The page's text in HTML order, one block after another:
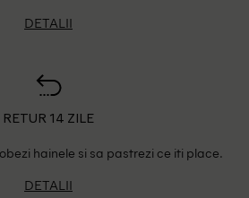
DETALII
RETUR 14 ZILE
hainele si sa pastrezi ce iti place.
DETALII